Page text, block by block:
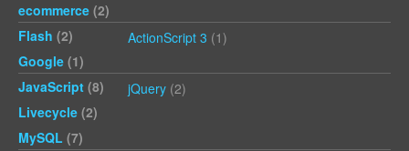
ecommerce (2)
Flash (2) ActionScript 3 (1)
Google (1)
JavaScript (8) jQuery (2)
Livecycle (2)
MySQL (7)